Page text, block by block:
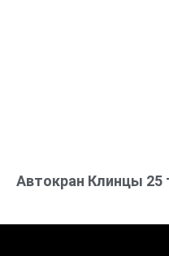
Автокран Клинцы 25